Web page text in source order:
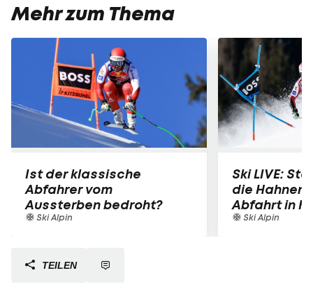
Mehr zum Thema
Ist der klassische
Abfahrer vom
Aussterben bedroht?
Ski Alpin
Ski LIVE:
die
Abfahrt in
Ski Alpin
TEILEN